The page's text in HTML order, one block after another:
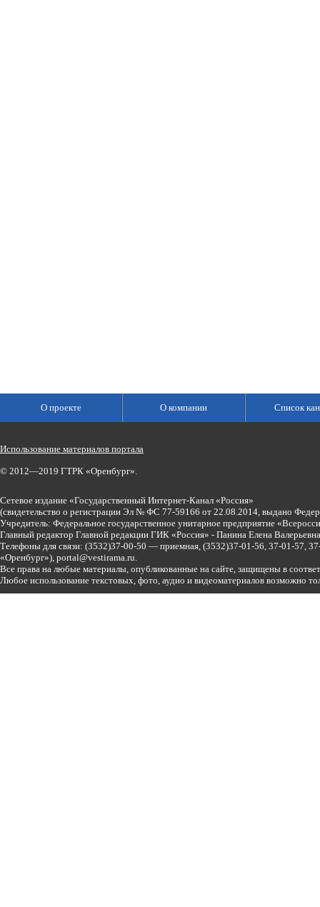
О проекте О компании Список
Использование материалов портала
© 2012—2019 ГТРК «Оренбург».
Сетевое издание «Государственный Интернет-Канал «Россия»
(свидетельство о регистрации Эл № ФС 77-59166 от 22.08.2014, выдано
Учредитель: Федеральное государственное унитарное предприятие
Главный редактор Главной редакции ГИК «Россия» - Панина Елена
Телефоны для связи: (3532)37-00-50 — приемная, (3532)37-01-56, 37-01-57,
«Оренбург»), portal@vestirama.ru.
Все права на любые материалы, опубликованные на сайте, защищены в
Любое использование текстовых, фото, аудио и видеоматериалов возможно